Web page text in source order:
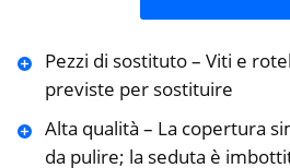
Pezzi di sostituto – Viti e
previste per sostituire
Alta qualità – La copertura
da pulire; la seduta è